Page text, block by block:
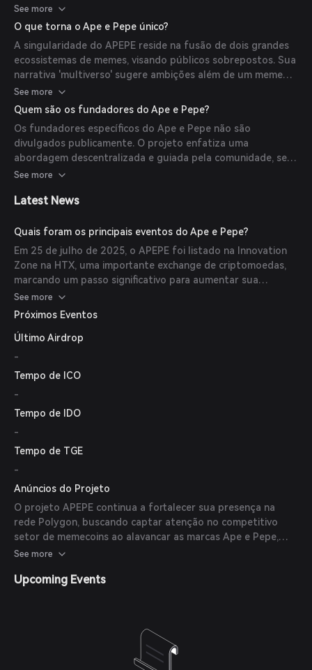
para impulsionar o crescimento, enfatizando força coletiva
e mensagens preparadas para viralização.
See more
O que torna o Ape e Pepe único?
A singularidade do APEPE reside na fusão de dois grandes
ecossistemas de memes, visando públicos sobrepostos. Sua
narrativa 'multiverso' sugere ambições além de um meme
estático, embora casos de uso concretos ou detalhes do
roteiro permaneçam indefinidos em comparação a tokens
See more
Quem são os fundadores do Ape e Pepe?
Os fundadores específicos do Ape e Pepe não são
divulgados publicamente. O projeto enfatiza uma
abordagem descentralizada e guiada pela comunidade, sem
uma equipe centralizada.
See more
Latest News
Quais foram os principais eventos do Ape e Pepe?
Em 25 de julho de 2025, o APEPE foi listado na Innovation
Zone na HTX, uma importante exchange de criptomoedas,
marcando um passo significativo para aumentar sua
acessibilidade e visibilidade dentro do mercado cripto mais
amplo.
See more
Próximos Eventos
Último Airdrop
-
Tempo de ICO
-
Tempo de IDO
-
Tempo de TGE
-
Anúncios do Projeto
O projeto APEPE continua a fortalecer sua presença na
rede Polygon, buscando captar atenção no competitivo
setor de memecoins ao alavancar as marcas Ape e Pepe,
focando no engajamento da comunidade e na acessibilidade
See more
Upcoming Events